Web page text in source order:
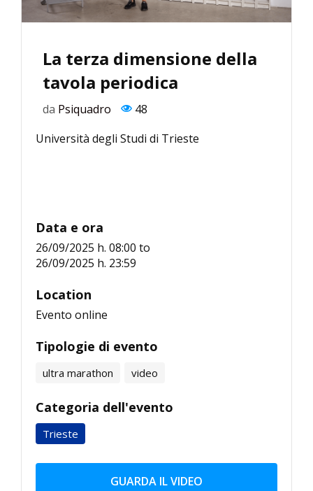
La terza dimensione della
tavola periodica
da Psiquadro
48
Università degli Studi di Trieste
Data e ora
26/09/2025 h. 08:00 to
26/09/2025 h. 23:59
Location
Evento online
Tipologie di evento
ultra marathon video
Categoria dell'evento
Trieste
GUARDA IL VIDEO